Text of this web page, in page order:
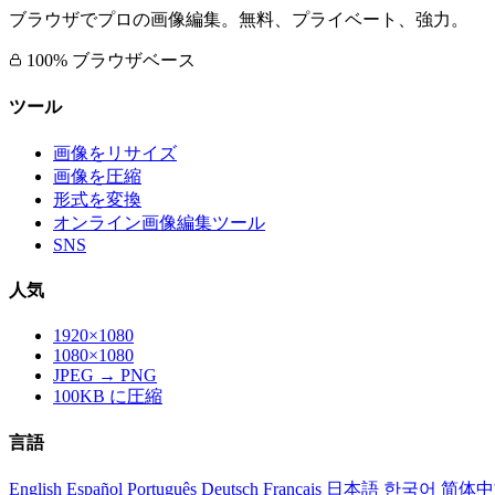
ブラウザでプロの画像編集。無料、プライベート、強力。
100% ブラウザベース
ツール
画像をリサイズ
画像を圧縮
形式を変換
オンライン画像編集ツール
SNS
人気
1920×1080
1080×1080
JPEG → PNG
100KB に圧縮
言語
English Español Português Deutsch Français 日本語 한국어 简体